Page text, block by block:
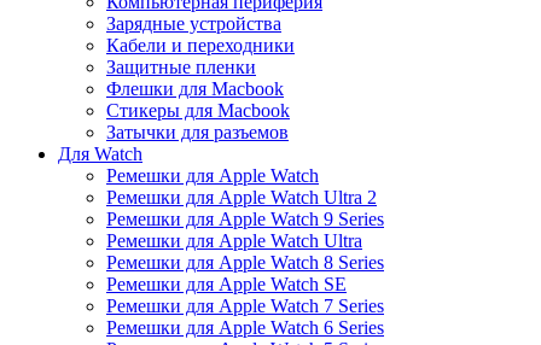
Зарядные устройства
Кабели и переходники
Защитные пленки
Флешки для Macbook
Стикеры для Macbook
Затычки для разъемов
Для Watch
Ремешки для Apple Watch
Ремешки для Apple Watch Ultra 2
Ремешки для Apple Watch 9 Series
Ремешки для Apple Watch Ultra
Ремешки для Apple Watch 8 Series
Ремешки для Apple Watch SE
Ремешки для Apple Watch 7 Series
Ремешки для Apple Watch 6 Series